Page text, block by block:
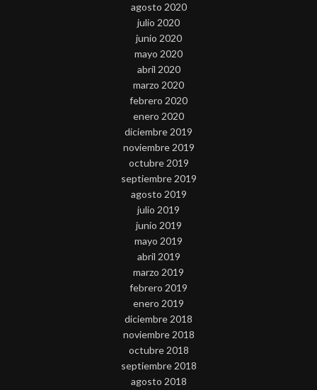
agosto 2020
julio 2020
junio 2020
mayo 2020
abril 2020
marzo 2020
febrero 2020
enero 2020
diciembre 2019
noviembre 2019
octubre 2019
septiembre 2019
agosto 2019
julio 2019
junio 2019
mayo 2019
abril 2019
marzo 2019
febrero 2019
enero 2019
diciembre 2018
noviembre 2018
octubre 2018
septiembre 2018
agosto 2018